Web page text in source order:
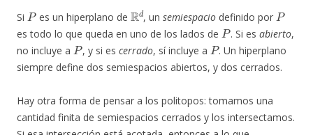
Si
P
es un hiperplano de
Rd
, unsemiespacio definido por
P
es todo lo que queda en uno de los lados de
P
. Si es abierto,
no incluye a
P
, y si es cerrado, sí incluye a
P
. Un hiperplano
siempre define dos semiespacios abiertos, y dos cerrados.
Hay otra forma de pensar a los politopos: tomamos una
cantidad finita de semiespacios cerrados y los intersectamos.